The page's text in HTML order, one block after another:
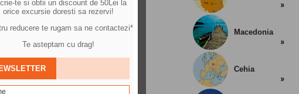
Macedonia
Cehia